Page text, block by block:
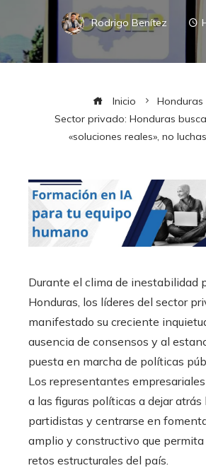
Rodrigo Benítez
Inicio
Honduras
Sector privado: Honduras
«soluciones reales», no
Durante el clima de inestabilidad
Honduras, los líderes del sector
manifestado su creciente
ausencia de consensos y al
puesta en marcha de políticas
Los representantes
a las figuras políticas a dejar atrás
partidistas y centrarse en
amplio y constructivo que
retos estructurales del país.